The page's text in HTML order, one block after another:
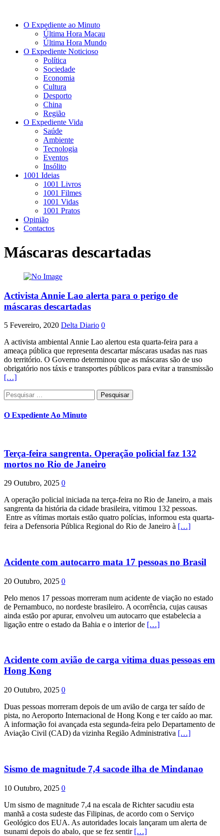
O Expediente ao Minuto
Última Hora Macau
Última Hora Mundo
O Expediente Noticioso
Política
Sociedade
Economia
Cultura
Desporto
China
Região
O Expediente Vida
Saúde
Ambiente
Tecnologia
Eventos
Insólito
1001 Ideias
1001 Livros
1001 Filmes
1001 Vidas
1001 Pratos
Opinião
Contactos
Máscaras descartadas
Activista Annie Lao alerta para o perigo de
máscaras descartadas
5 Fevereiro, 2020 Delta Diario 0
A activista ambiental Annie Lao alertou esta quarta-feira para a
ameaça pública que representa descartar máscaras usadas nas ruas
do território. O Governo determinou que as máscaras são de uso
obrigatório nos táxis e transportes públicos para evitar a transmissão
[…]
Pesquisar
por:
O Expediente Ao Minuto
Terça-feira sangrenta. Operação policial faz 132
mortos no Rio de Janeiro
29 Outubro, 2025 0
A operação policial iniciada na terça-feira no Rio de Janeiro, a mais
sangrenta da história da cidade brasileira, vitimou 132 pessoas.
Entre as vítimas mortais estão quatro polícias, informou esta quarta-
feira a Defensoria Pública Regional do Rio de Janeiro à […]
Acidente com autocarro mata 17 pessoas no Brasil
20 Outubro, 2025 0
Pelo menos 17 pessoas morreram num acidente de viação no estado
de Pernambuco, no nordeste brasileiro. A ocorrência, cujas causas
ainda estão por apurar, envolveu um autocarro que estabelecia a
ligação entre o estado da Bahia e o interior de […]
Acidente com avião de carga vitima duas pessoas em
Hong Kong
20 Outubro, 2025 0
Duas pessoas morreram depois de um avião de carga ter saído de
pista, no Aeroporto Internacional de Hong Kong e ter caído ao mar.
A informação foi avançada esta segunda-feira pelo Departamento de
Aviação Civil (CAD) da vizinha Região Administrativa […]
Sismo de magnitude 7,4 sacode ilha de Mindanao
10 Outubro, 2025 0
Um sismo de magnitude 7,4 na escala de Richter sacudiu esta
manhã a costa sudeste das Filipinas, de acordo com o Serviço
Geológico dos EUA. As autoridades locais lançaram um alerta de
tsunami depois do abalo, que se fez sentir […]